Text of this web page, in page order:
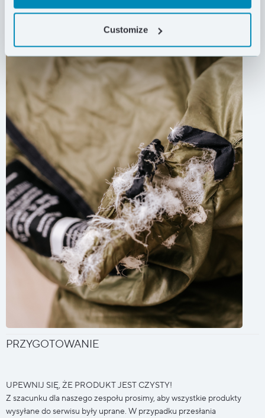
Customize
PRZYGOTOWANIE
UPEWNIJ SIĘ, ŻE PRODUKT JEST CZYSTY!
Z szacunku dla naszego zespołu prosimy, aby wszystkie produkty
wysyłane do serwisu były uprane. W przypadku przesłania